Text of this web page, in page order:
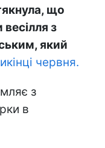
що
з
який
червня.
з
в